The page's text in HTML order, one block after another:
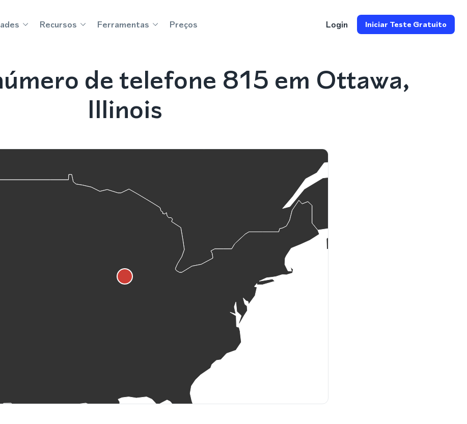
Recursos Ferramentas Preços Login Iniciar Teste Gratuito
de telefone 815 em Ottawa,
Illinois